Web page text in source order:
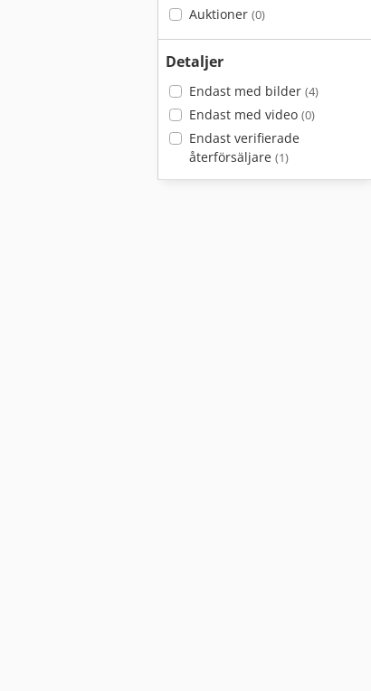
Auktioner (0)
Detaljer
Endast med bilder (4)
Endast med video (0)
Endast verifierade
återförsäljare (1)